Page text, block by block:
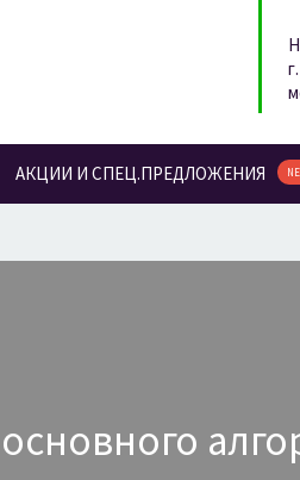
АКЦИИ И СПЕЦ.ПРЕДЛОЖЕНИЯ